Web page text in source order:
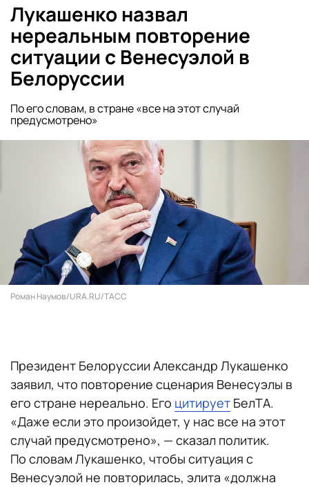
Лукашенко назвал
нереальным повторение
ситуации с Венесуэлой в
Белоруссии
По его словам, в стране «все на этот случай
предусмотрено»
Роман Наумов/URA.RU/ТАСС
Президент Белоруссии Александр Лукашенко
заявил, что повторение сценария Венесуэлы в
его стране нереально. Его цитирует БелТА.
«Даже если это произойдет, у нас все на этот
случай предусмотрено», — сказал политик.
По словам Лукашенко, чтобы ситуация с
Венесуэлой не повторилась, элита «должна